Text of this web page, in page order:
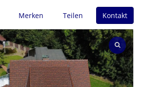
Merken
Teilen Kontakt